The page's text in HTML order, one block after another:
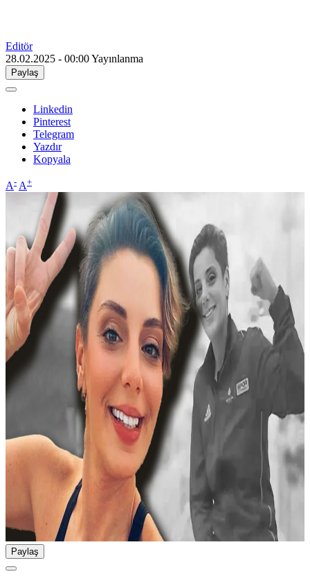
Editör
28.02.2025 - 00:00Yayınlanma
Paylaş
Linkedin
Pinterest
Telegram
Yazdır
Kopyala
A- A+
Paylaş